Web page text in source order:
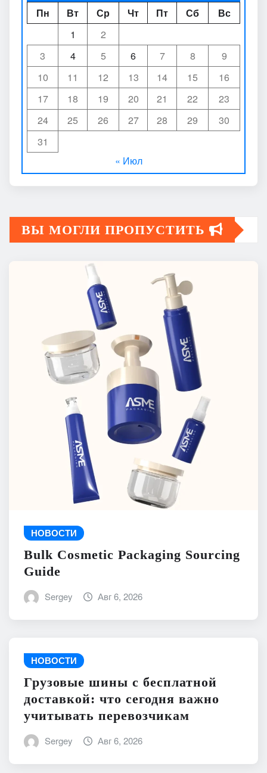
Пн
Вт Ср Чт Пт Сб
Вс
1
2
3
4 5 6 7 8
9
10
11 12 13 14 15
16
17
18 19 20 21 22
23
24
25 26 27 28 29
30
31
« Июл
ВЫ МОГЛИ ПРОПУСТИТЬ
НОВОСТИ
Bulk Cosmetic Packaging Sourcing
Guide
Sergey Авг 6, 2026
НОВОСТИ
Грузовые шины с бесплатной
доставкой: что сегодня важно
учитывать перевозчикам
Sergey Авг 6, 2026